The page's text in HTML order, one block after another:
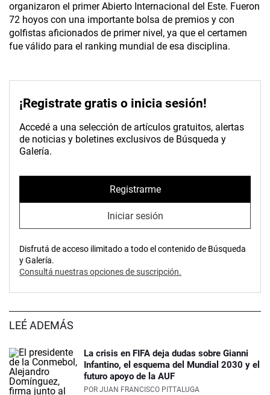
organizaron el primer Abierto Internacional del Este. Fueron
72 hoyos con una importante bolsa de premios y con
golfistas aficionados de primer nivel, ya que el certamen
fue válido para el ranking mundial de esa disciplina.
¡Registrate gratis o inicia sesión!
Accedé a una selección de artículos gratuitos, alertas
de noticias y boletines exclusivos de Búsqueda y
Galería.
Registrarme
Iniciar sesión
Disfrutá de acceso ilimitado a todo el contenido de Búsqueda
y Galería.
Consultá nuestras opciones de suscripción.
LEÉ ADEMÁS
La crisis en FIFA deja dudas sobre Gianni
Infantino, el esquema del Mundial 2030 y el
futuro apoyo de la AUF
POR JUAN FRANCISCO PITTALUGA